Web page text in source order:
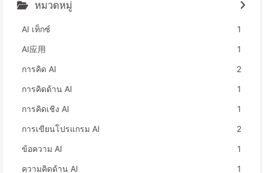
หมวดหมู่
AI เท็กซ์
1
AI应用
1
การคิด AI
2
การคิดด้าน AI
1
การคิดเชิง AI
1
การเขียนโปรแกรม AI
2
ข้อความ AI
1
ความคิดด้าน AI
1